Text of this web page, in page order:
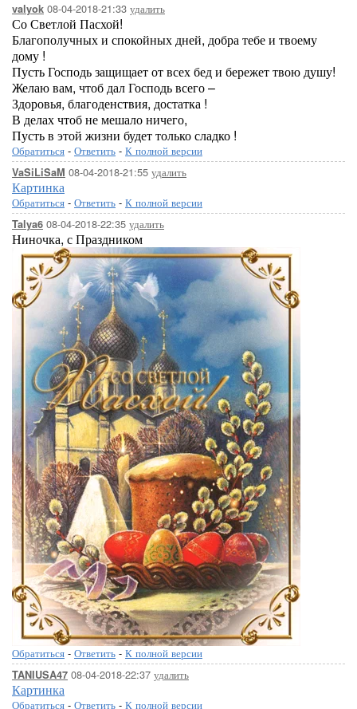
valyok 08-04-2018-21:33 удалить
Со Светлой Пасхой!
Благополучных и спокойных дней, добра тебе и твоему
дому !
Пусть Господь защищает от всех бед и бережет твою душу!
Желаю вам, чтоб дал Господь всего –
Здоровья, благоденствия, достатка !
В делах чтоб не мешало ничего,
Пусть в этой жизни будет только сладко !
Обратиться - Ответить - К полной версии
VaSiLiSaM 08-04-2018-21:55 удалить
Картинка
Обратиться - Ответить - К полной версии
Talya6 08-04-2018-22:35 удалить
Ниночка, с Праздником
Обратиться - Ответить - К полной версии
TANIUSA47 08-04-2018-22:37 удалить
Картинка
Обратиться - Ответить - К полной версии